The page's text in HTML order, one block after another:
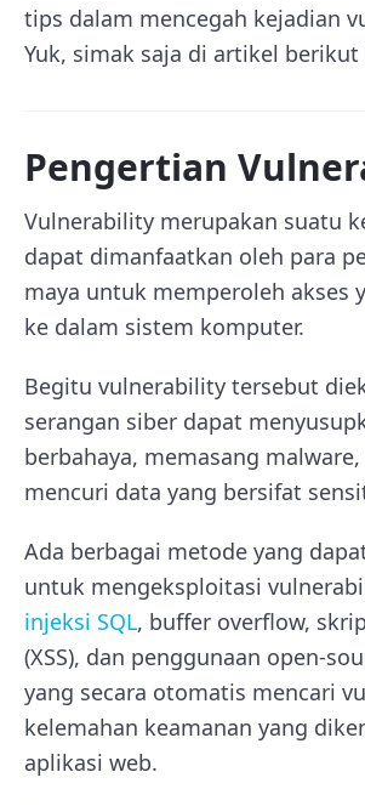
tips dalam mencegah kejadian
Yuk, simak saja di artikel berikut
Pengertian
Vulnerability merupakan suatu
dapat dimanfaatkan oleh para
maya untuk memperoleh akses
ke dalam sistem komputer.
Begitu vulnerability tersebut
serangan siber dapat
berbahaya, memasang
mencuri data yang bersifat
Ada berbagai metode yang
untuk mengeksploitasi
injeksi SQL, buffer overflow,
(XSS), dan penggunaan open-
yang secara otomatis mencari
kelemahan keamanan yang
aplikasi web.